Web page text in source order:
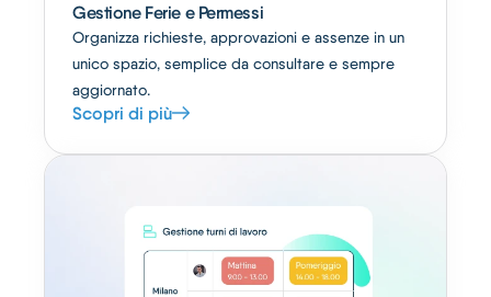
Gestione Ferie e Permessi
Organizza richieste, approvazioni e assenze in un
unico spazio, semplice da consultare e sempre
aggiornato.
Scopri di più